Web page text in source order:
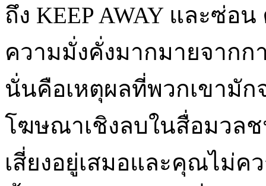
ถึง KEEP AWAY และซ่อ
ความมั่งคั่งมากมายจากก
นั่นคือเหตุผลที่พวกเขามั
โฆษณาเชิงลบในสื่อมวล
เสี่ยงอยู่เสมอและคุณไม่ค